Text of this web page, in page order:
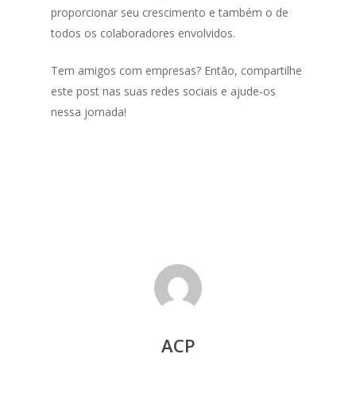
proporcionar seu crescimento e também o de
todos os colaboradores envolvidos.
Tem amigos com empresas? Então, compartilhe
este post nas suas redes sociais e ajude-os
nessa jornada!
ACP